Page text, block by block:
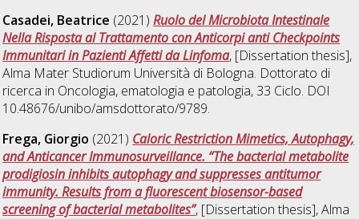
Casadei, Beatrice (2021)Ruolo del Microbiota Intestinale
Nella Risposta al Trattamento con Anticorpi anti Checkpoints
Immunitari in Pazienti Affetti da Linfoma, [Dissertation thesis],
Alma Mater Studiorum Università di Bologna. Dottorato di
ricerca in Oncologia, ematologia e patologia, 33 Ciclo. DOI
10.48676/unibo/amsdottorato/9789.
Frega, Giorgio (2021) Caloric Restriction Mimetics, Autophagy,
and Anticancer Immunosurveillance. “The bacterial metabolite
prodigiosin inhibits autophagy and suppresses antitumor
immunity. Results from a fluorescent biosensor-based
screening of bacterial metabolites”, [Dissertation thesis], Alma